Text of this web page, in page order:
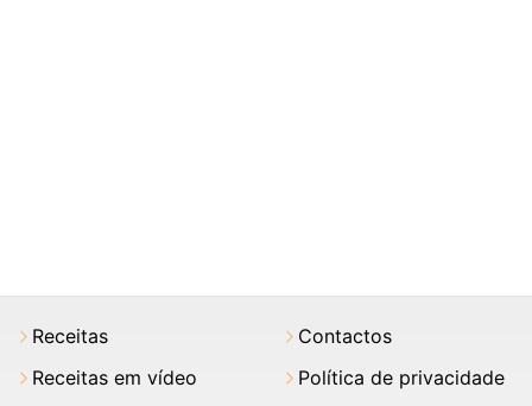
Receitas
Receitas em vídeo
Contactos
Política de privacidade